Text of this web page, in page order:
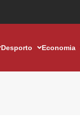
Desporto Economia